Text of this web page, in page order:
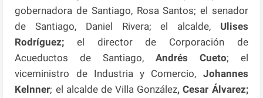
gobernadora de Santiago, Rosa Santos; el senador
de Santiago, Daniel Rivera; el alcalde, Ulises
Rodríguez; el director de Corporación de
Acueductos de Santiago, Andrés Cueto; el
viceministro de Industria y Comercio, Johannes
Kelnner; el alcalde de Villa González, Cesar Álvarez;